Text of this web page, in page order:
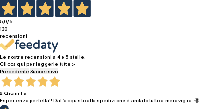
5,0/5
130
recensioni
Le nostre recensioni a 4 e 5 stelle.
Clicca qui per leggerle tutte >
Precedente Successivo
2 Giorni Fa
Esperienza perfetta!! Dall’acquisto alla spedizione è andato tutto a meraviglia. 🤩